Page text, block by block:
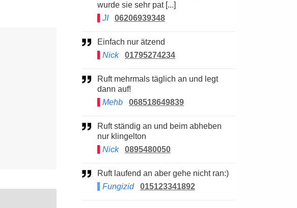
wurde sie sehr pat [...]
JI
06206939348
Einfach nur ätzend
Nick
01795274234
Ruft mehrmals täglich an und legt
dann auf!
Mehb
068518649839
Ruft ständig an und beim abheben
nur klingelton
Nick
0895480050
Ruft laufend an aber gehe nicht ran:)
Fungizid
015123341892